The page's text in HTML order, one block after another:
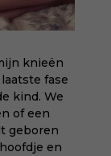
knieën
fase
kind. We
of een
geboren
en